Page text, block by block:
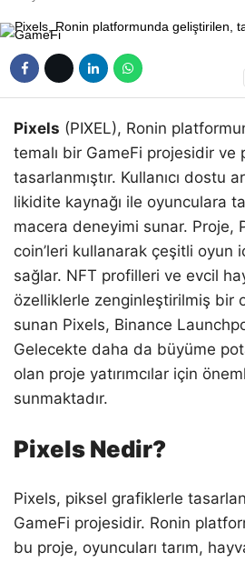
Pixels (PIXEL), Ronin
temalı bir GameFi projesidir ve
tasarlanmıştır. Kullanıcı dostu
likidite kaynağı ile oyunculara
macera deneyimi sunar. Proje,
coin’leri kullanarak çeşitli oyun
sağlar. NFT profilleri ve evcil
özelliklerle zenginleştirilmiş bir
sunan Pixels, Binance
Gelecekte daha da büyüme
olan proje yatırımcılar için
sunmaktadır.
Pixels Nedir?
Pixels, piksel grafiklerle
GameFi projesidir. Ronin
bu proje, oyuncuları tarım,